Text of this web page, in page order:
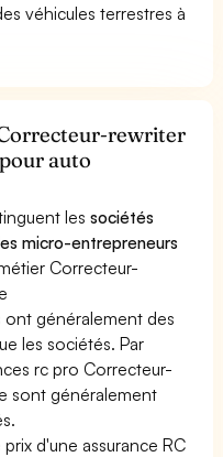
véhicules terrestres à
rewriter
auto
lessociétés
micro-entrepreneurs
Correcteur-
généralement des
les sociétés. Par
rc pro Correcteur-
sont généralement
d'une assurance RC